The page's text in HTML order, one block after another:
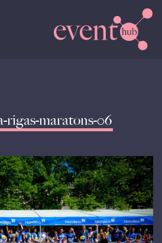
rigas-maratons-06